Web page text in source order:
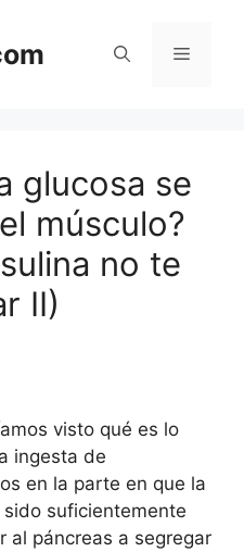
Menú
glucosa se
músculo?
no te
II)
visto qué es lo
ingesta de
en la parte en que la
suficientemente
al páncreas a segregar